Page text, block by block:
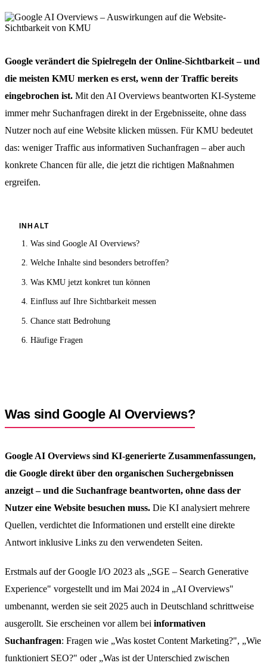
Google verändert die Spielregeln der Online-Sichtbarkeit – und
die meisten KMU merken es erst, wenn der Traffic bereits
eingebrochen ist. Mit den AI Overviews beantworten KI-Systeme
immer mehr Suchanfragen direkt in der Ergebnisseite, ohne dass
Nutzer noch auf eine Website klicken müssen. Für KMU bedeutet
das: weniger Traffic aus informativen Suchanfragen – aber auch
konkrete Chancen für alle, die jetzt die richtigen Maßnahmen
ergreifen.
INHALT
Was sind Google AI Overviews?
Welche Inhalte sind besonders betroffen?
Was KMU jetzt konkret tun können
Einfluss auf Ihre Sichtbarkeit messen
Chance statt Bedrohung
Häufige Fragen
Was sind Google AI Overviews?
Google AI Overviews sind KI-generierte Zusammenfassungen,
die Google direkt über den organischen Suchergebnissen
anzeigt – und die Suchanfrage beantworten, ohne dass der
Nutzer eine Website besuchen muss. Die KI analysiert mehrere
Quellen, verdichtet die Informationen und erstellt eine direkte
Antwort inklusive Links zu den verwendeten Seiten.
Erstmals auf der Google I/O 2023 als „SGE – Search Generative
Experience" vorgestellt und im Mai 2024 in „AI Overviews"
umbenannt, werden sie seit 2025 auch in Deutschland schrittweise
ausgerollt. Sie erscheinen vor allem bei informativen
Suchanfragen: Fragen wie „Was kostet Content Marketing?", „Wie
funktioniert SEO?" oder „Was ist der Unterschied zwischen